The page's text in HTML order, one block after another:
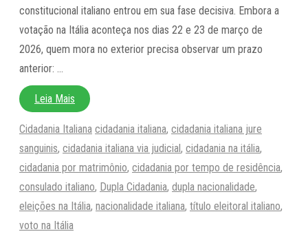
constitucional italiano entrou em sua fase decisiva. Embora a
votação na Itália aconteça nos dias 22 e 23 de março de
2026, quem mora no exterior precisa observar um prazo
anterior: …
Leia Mais
Categorias
Cidadania Italiana Tags
cidadania italiana, cidadania italiana jure
sanguinis, cidadania italiana via judicial, cidadania na itália,
cidadania por matrimônio, cidadania por tempo de residência,
consulado italiano, Dupla Cidadania, dupla nacionalidade,
eleições na Itália, nacionalidade italiana, título eleitoral italiano,
voto na Itália